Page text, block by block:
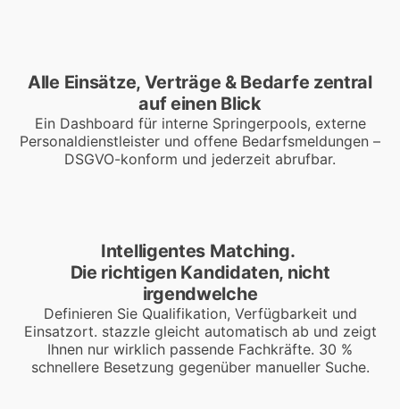
Alle Einsätze, Verträge & Bedarfe zentral
auf einen Blick
Ein Dashboard für interne Springerpools, externe
Personaldienstleister und offene Bedarfsmeldungen –
DSGVO-konform und jederzeit abrufbar.
Intelligentes Matching.
Die richtigen Kandidaten, nicht
irgendwelche
Definieren Sie Qualifikation, Verfügbarkeit und
Einsatzort. stazzle gleicht automatisch ab und zeigt
Ihnen nur wirklich passende Fachkräfte. 30 %
schnellere Besetzung gegenüber manueller Suche.